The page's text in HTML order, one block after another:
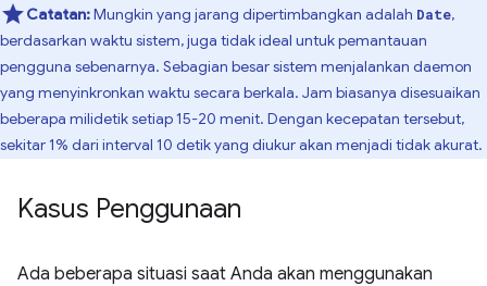
Catatan:Mungkin yang jarang dipertimbangkan adalah Date,
berdasarkan waktu sistem, juga tidak ideal untuk pemantauan
pengguna sebenarnya. Sebagian besar sistem menjalankan daemon
yang menyinkronkan waktu secara berkala. Jam biasanya disesuaikan
beberapa milidetik setiap 15-20 menit. Dengan kecepatan tersebut,
sekitar 1% dari interval 10 detik yang diukur akan menjadi tidak akurat.
Kasus Penggunaan
Ada beberapa situasi saat Anda akan menggunakan